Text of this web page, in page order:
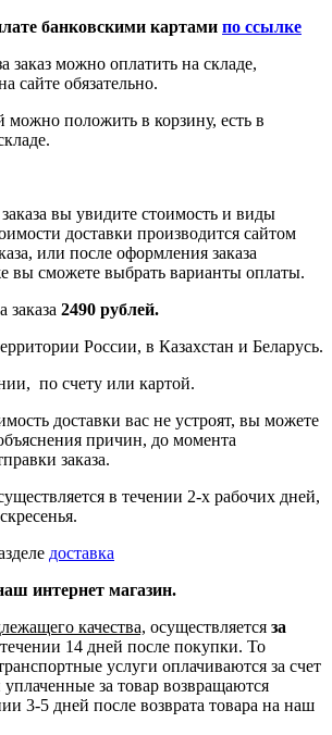
банковскими картами по ссылке
заказ можно оплатить на складе,
сайте обязательно.
можно положить в корзину, есть в
вы увидите стоимость и виды
доставки производится сайтом
или после оформления заказа
вы сможете выбрать варианты оплаты.
2490 рублей.
России, в Казахстан и Беларусь.
по счету или картой.
доставки вас не устроят, вы можете
причин, до момента
заказа.
в течении 2-х рабочих дней,
доставка
интернет магазин.
качества, осуществляется за
14 дней после покупки. То
услуги оплачиваются за счет
уплаченные за товар возвращаются
3-5 дней после возврата товара на наш